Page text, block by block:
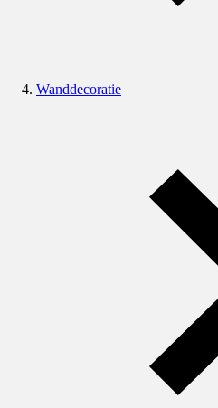
Wanddecoratie